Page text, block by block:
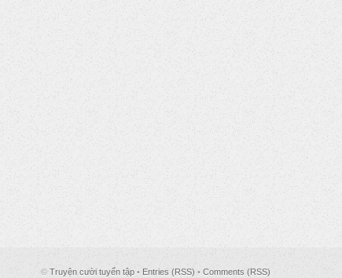
© Truyện cười tuyển tập • Entries (RSS) • Comments (RSS)